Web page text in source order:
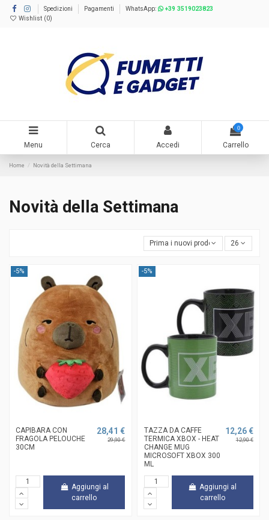
Spedizioni Pagamenti WhatsApp:
+39 3519023823
Wishlist (0)
Menu Cerca Accedi
0
Carrello
Home Novità della Settimana
Novità della Settimana
Prima i nuovi prodotti 26
-5%
CAPIBARA CON
FRAGOLA PELOUCHE
30CM
28,41 €
29,90 €
Aggiungi al
carrello
-5%
TAZZA DA CAFFE
TERMICA XBOX - HEAT
CHANGE MUG
MICROSOFT XBOX 300
ML
12,26 €
12,90 €
Aggiungi al
carrello